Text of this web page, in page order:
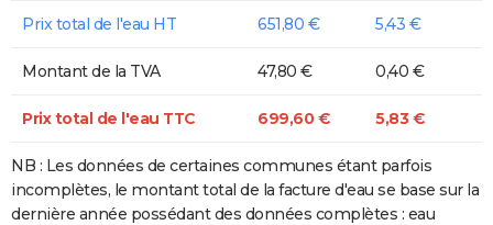
Prix total de l'eau HT 651,80 € 5,43 €
Montant de la TVA 47,80 € 0,40 €
Prix total de l'eau TTC 699,60 € 5,83 €
NB : Les données de certaines communes étant parfois
incomplètes, le montant total de la facture d'eau se base sur la
dernière année possédant des données complètes : eau